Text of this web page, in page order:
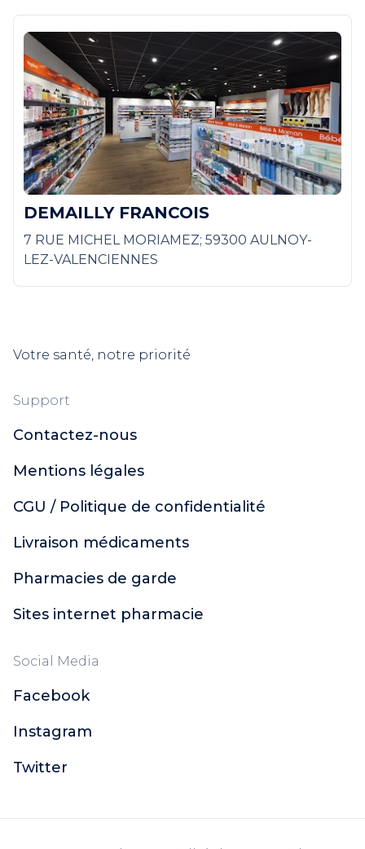
DEMAILLY FRANCOIS
7 RUE MICHEL MORIAMEZ; 59300 AULNOY-
LEZ-VALENCIENNES
Votre santé, notre priorité
Support
Contactez-nous
Mentions légales
CGU / Politique de confidentialité
Livraison médicaments
Pharmacies de garde
Sites internet pharmacie
Social Media
Facebook
Instagram
Twitter